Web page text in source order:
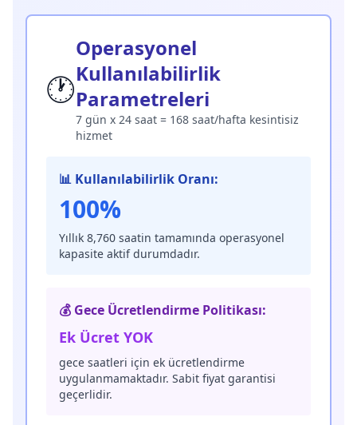
🕐
Operasyonel
Kullanılabilirlik
Parametreleri
7 gün x 24 saat = 168 saat/hafta kesintisiz
hizmet
📊 Kullanılabilirlik Oranı:
100%
Yıllık 8,760 saatin tamamında operasyonel
kapasite aktif durumdadır.
💰 Gece Ücretlendirme Politikası:
Ek Ücret YOK
gece saatleri için ek ücretlendirme
uygulanmamaktadır. Sabit fiyat garantisi
geçerlidir.